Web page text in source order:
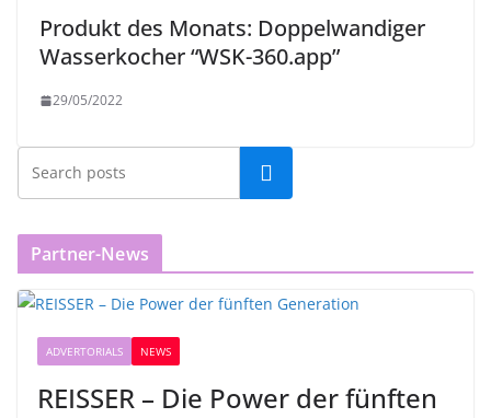
Produkt des Monats: Doppelwandiger
Wasserkocher “WSK-360.app”
29/05/2022
Partner-News
ADVERTORIALS NEWS
REISSER – Die Power der fünften